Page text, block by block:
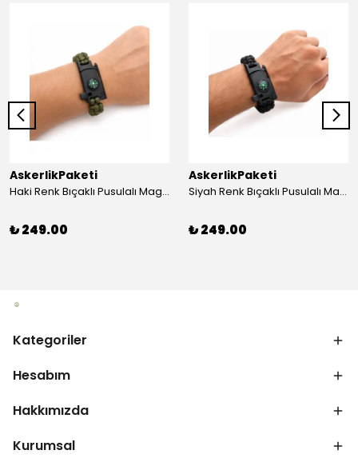
AskerlikPaketi
Haki Renk Bıçaklı Pusulalı Magnezyum Çubuklu Düdüklü Paracord Bileklik
₺ 249.00
AskerlikPaketi
Siyah Renk Bıçaklı Pusulalı Magnezyum Çubuklu Düdüklü Paracord Bileklik
₺ 249.00
Kategoriler
Hesabım
Hakkımızda
Kurumsal